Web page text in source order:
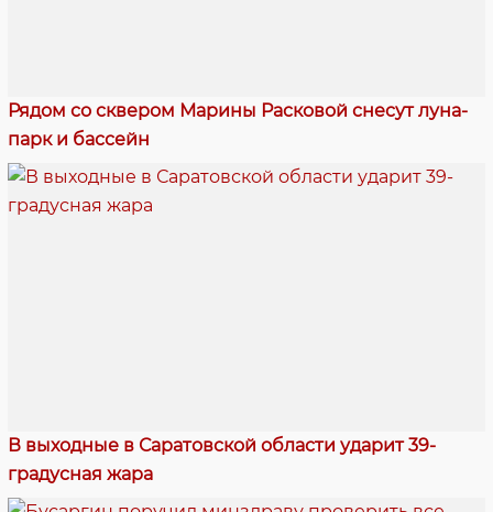
Рядом со сквером Марины Расковой снесут луна-
парк и бассейн
В выходные в Саратовской области ударит 39-
градусная жара